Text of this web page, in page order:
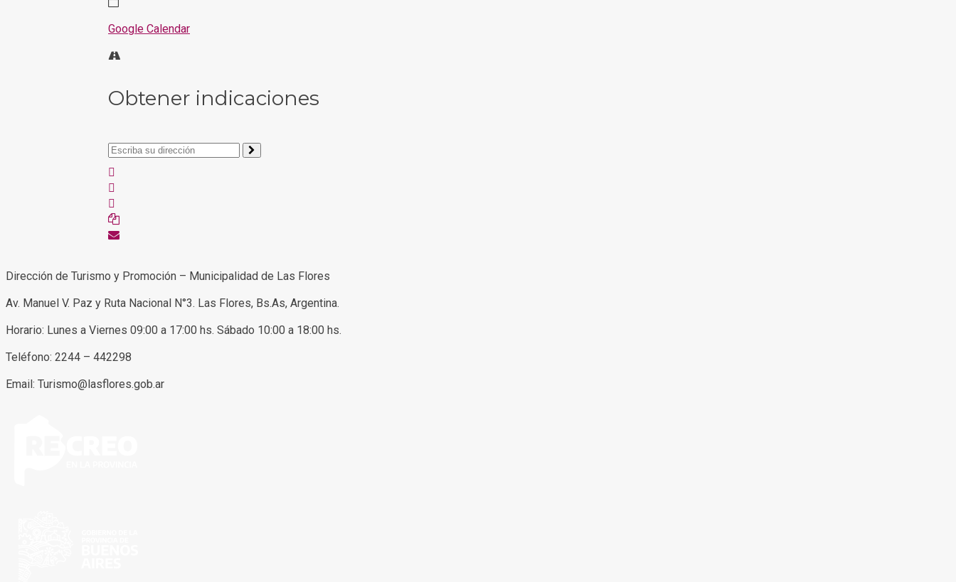
Google Calendar
Obtener indicaciones
Dirección de Turismo y Promoción – Municipalidad de Las Flores
Av. Manuel V. Paz y Ruta Nacional N°3. Las Flores, Bs.As, Argentina.
Horario: Lunes a Viernes 09:00 a 17:00 hs. Sábado 10:00 a 18:00 hs.
Teléfono: 2244 – 442298
Email: Turismo@lasflores.gob.ar